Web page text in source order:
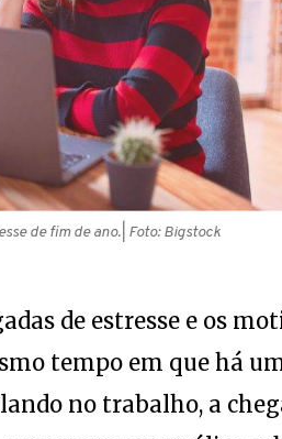
de fim de ano.| Foto: Bigstock
tempo em que há
no trabalho, a
novo e a análise